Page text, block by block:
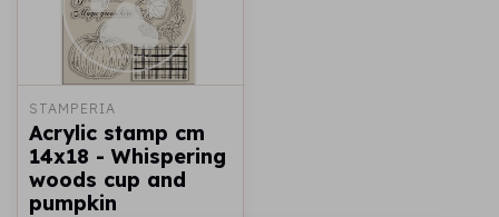
STAMPERIA
Acrylic stamp cm
14x18 - Whispering
woods cup and
pumpkin